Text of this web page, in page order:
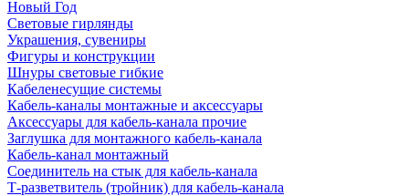
Новый Год
Световые гирлянды
Украшения, сувениры
Фигуры и конструкции
Шнуры световые гибкие
Кабеленесущие системы
Кабель-каналы монтажные и аксессуары
Аксессуары для кабель-канала прочие
Заглушка для монтажного кабель-канала
Кабель-канал монтажный
Соединитель на стык для кабель-канала
Т-разветвитель (тройник) для кабель-канала